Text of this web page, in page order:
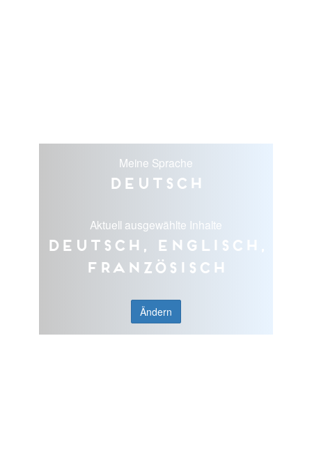
Meine Sprache
Deutsch
Aktuell ausgewählte Inhalte
Deutsch, Englisch,
Französisch
Ändern